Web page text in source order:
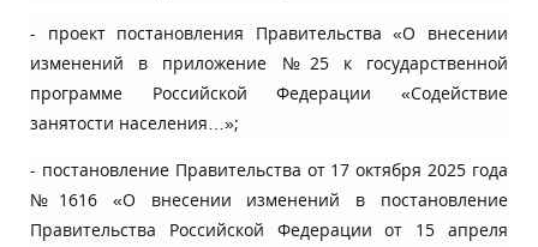
- проект постановления Правительства «О внесении
изменений в приложение №25 к государственной
программе Российской Федерации «Содействие
занятости населения…»;
- постановление Правительства от 17 октября 2025 года
№1616 «О внесении изменений в постановление
Правительства Российской Федерации от 15 апреля